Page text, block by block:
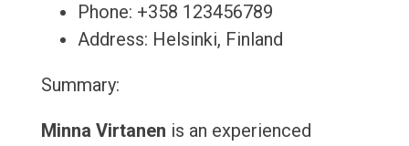
Phone: +358 123456789
Address: Helsinki, Finland
Summary:
Minna Virtanen is an experienced